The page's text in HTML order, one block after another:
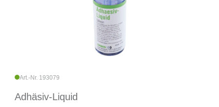
Art.-Nr. 193079
Adhäsiv-Liquid